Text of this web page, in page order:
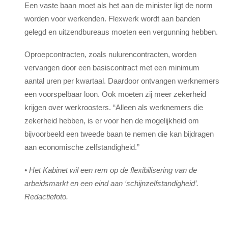
Een vaste baan moet als het aan de minister ligt de norm
worden voor werkenden. Flexwerk wordt aan banden
gelegd en uitzendbureaus moeten een vergunning hebben.
Oproepcontracten, zoals nulurencontracten, worden
vervangen door een basiscontract met een minimum
aantal uren per kwartaal. Daardoor ontvangen werknemers
een voorspelbaar loon. Ook moeten zij meer zekerheid
krijgen over werkroosters. “Alleen als werknemers die
zekerheid hebben, is er voor hen de mogelijkheid om
bijvoorbeeld een tweede baan te nemen die kan bijdragen
aan economische zelfstandigheid.”
• Het Kabinet wil een rem op de flexibilisering van de
arbeidsmarkt en een eind aan ‘schijnzelfstandigheid’.
Redactiefoto.